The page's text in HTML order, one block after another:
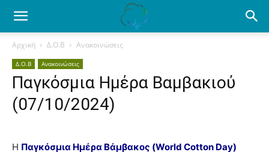
Ενημέρωση
για
Αρχική Δ.Ο.Β Ανακοινώσεις
Δ.Ο.Β Ανακοινώσεις
Παγκόσμια Ημέρα Βαμβακιού
(07/10/2024)
Η Παγκόσμια Ημέρα Βάμβακος (World Cotton Day)